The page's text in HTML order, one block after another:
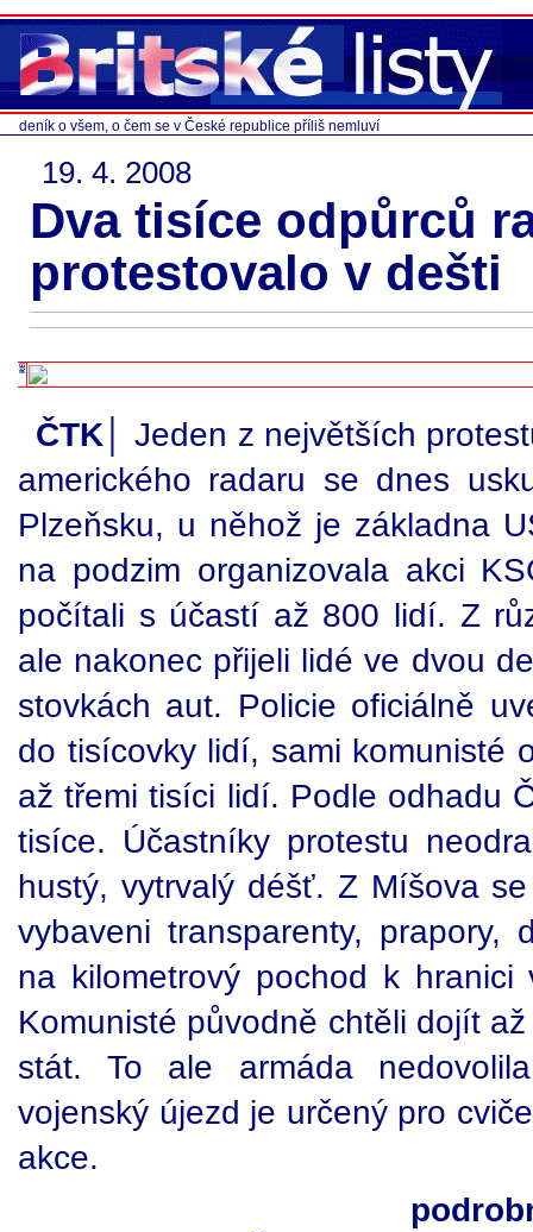
deník o všem, o čem se v České republice příliš nemluví
19. 4. 2008
Dva tisíce odpůrců
protestovalo v dešti
ČTK│Jeden z největších
amerického radaru se dnes
Plzeňsku, u něhož je základna
na podzim organizovala akci
počítali s účastí až 800 lidí. Z
ale nakonec přijeli lidé ve dvou
stovkách aut. Policie oficiálně
do tisícovky lidí, sami komunisté
až třemi tisíci lidí. Podle odhadu
tisíce. Účastníky protestu
hustý, vytrvalý déšť. Z Míšova
vybaveni transparenty, prapory,
na kilometrový pochod k
Komunisté původně chtěli dojít
stát. To ale armáda
vojenský újezd je určený pro
akce.